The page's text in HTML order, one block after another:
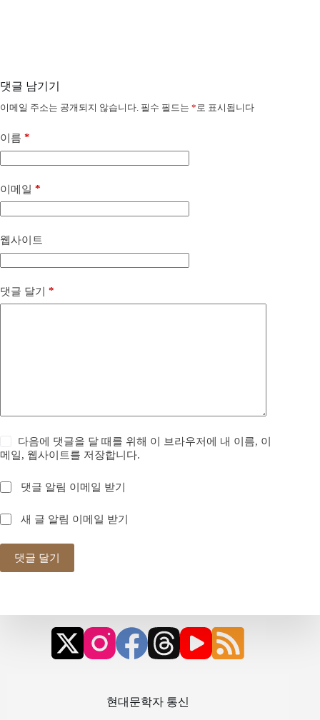
댓글 남기기
이메일 주소는 공개되지 않습니다. 필수 필드는 *로 표시됩니다
이름 *
이메일 *
웹사이트
댓글 달기 *
다음에 댓글을 달 때를 위해 이 브라우저에 내 이름, 이
메일, 웹사이트를 저장합니다.
댓글 알림 이메일 받기
새 글 알림 이메일 받기
댓글 달기
현대문학자 통신